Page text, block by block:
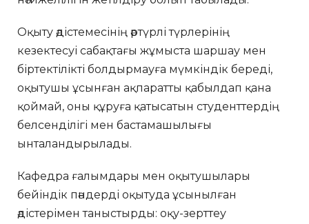
Оқыту әдістемесінің әртүрлі түрлерінің
кезектесуі сабақтағы жұмыста шаршау мен
біртектілікті болдырмауға мүмкіндік береді,
оқытушы ұсынған ақпаратты қабылдап қана
қоймай, оны құруға қатысатын студенттердің
белсенділігі мен бастамашылығы
ынталандырылады.
Кафедра ғалымдары мен оқытушылары
бейіндік пәндерді оқытуда ұсынылған
әдістерімен таныстырды: оқу-зерттеу